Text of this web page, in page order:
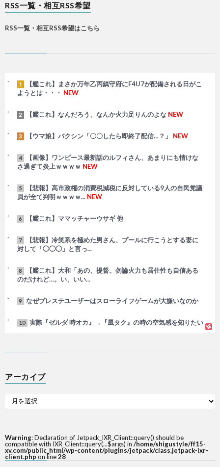
RSS一覧・相互RSS希望
RSS一覧・相互RSS希望はこちら
1
【艦これ】まさか万年乙丙鎮守府にF4U7が配備される日がこ
ようとは・・・ NEW
2 【艦これ】なんだろう、なんか火力足りんのよな NEW
3 【ウマ娘】バクシン「〇〇したら即終了配信…？」 NEW
4
【画像】ワンピース最新話のルフィさん、あまりにも情けな
さ過ぎて炎上ｗｗｗｗ NEW
5
【悲報】高市政権の消費税減税に反対している9人の自民党議
員が全て判明ｗｗｗｗ... NEW
6 【艦これ】ママッチャーウサギ 他
7
【悲報】冷笑系を極めた男さん、プールに行こうとする妻に
対して「◯◯◯」と言っ...
8
【艦これ】大和「あの、提督。勿論火力も居住性も自信ある
のだけれど…。い、いい...
9 なぜプレステユーザーはスローライフゲームが大嫌いなのか
10 実際『ゼルダ 時オカ』→『風タク』の時の空気感を知りたい
アーカイブ
Warning: Declaration of Jetpack_IXR_Client::query() should be
compatible with IXR_Client::query(...$args) in /home/shigustyle/ff15-
xv.com/public_html/wp-content/plugins/jetpack/class.jetpack-ixr-
client.php on line28